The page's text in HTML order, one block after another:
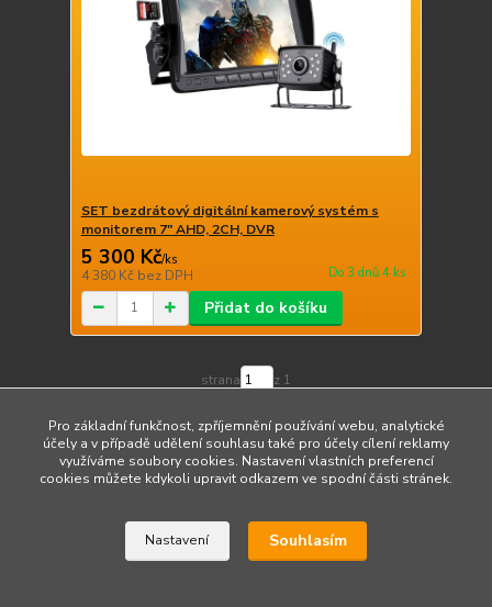
SET bezdrátový digitální kamerový systém s
monitorem 7" AHD, 2CH, DVR
5 300 Kč/ks
4 380 Kč bez DPH Do 3 dnů 4 ks
Přidat do košíku
strana z 1
Upravit sběr cookies.
Pro základní funkčnost, zpříjemnění používání webu, analytické
účely a v případě udělení souhlasu také pro účely cílení reklamy
využíváme soubory cookies. Nastavení vlastních preferencí
cookies můžete kdykoli upravit odkazem ve spodní části stránek.
Nastavení Souhlasím